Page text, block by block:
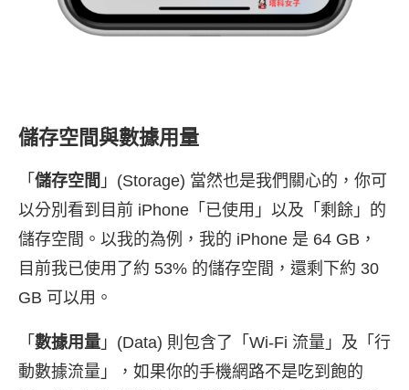
儲存空間與數據用量
「 儲存空間 」(Storage) 當然也是我們關心的，你可
以分別看到目前 iPhone「已使用」以及「剩餘」的
儲存空間。以我的為例，我的 iPhone 是 64 GB，
目前我已使用了約 53% 的儲存空間，還剩下約 30
GB 可以用。
「 數據用量 」(Data) 則包含了「Wi-Fi 流量」及「行
動數據流量」，如果你的手機網路不是吃到飽的